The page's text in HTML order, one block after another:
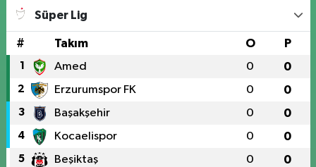
Süper Lig
# Takım O P
1 Amed 0 0
2 Erzurumspor FK 0 0
3 Başakşehir 0 0
4 Kocaelispor 0 0
5 Beşiktaş 0 0